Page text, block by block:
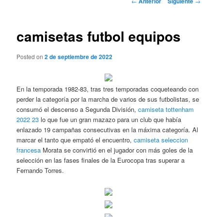
camisetas futbol equipos
Posted on2 de septiembre de 2022
En la temporada 1982-83, tras tres temporadas coqueteando con
perder la categoría por la marcha de varios de sus futbolistas, se
consumó el descenso a Segunda División,camiseta tottenham
2022 23 lo que fue un gran mazazo para un club que había
enlazado 19 campañas consecutivas en la máxima categoría. Al
marcar el tanto que empató el encuentro,camiseta seleccion
francesa Morata se convirtió en el jugador con más goles de la
selección en las fases finales de la Eurocopa tras superar a
Fernando Torres.